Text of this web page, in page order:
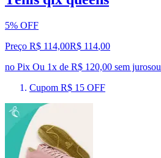
5% OFF
Preço R$ 114,00R$ 114,00
no Pix Ou 1x de R$ 120,00 sem jurosou
Cupom R$ 15 OFF